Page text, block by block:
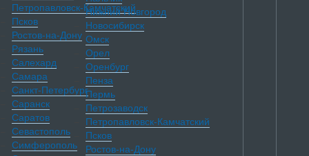
Петропавловск-Камчатский
Псков
Ростов-на-Дону
Рязань
Салехард
Самара
Санкт-Петербург
Саранск
Саратов
Севастополь
Симферополь
Нижний Новгород
Новосибирск
Омск
Орел
Оренбург
Пенза
Пермь
Петрозаводск
Петропавловск-Камчатский
Псков
Ростов-на-Дону